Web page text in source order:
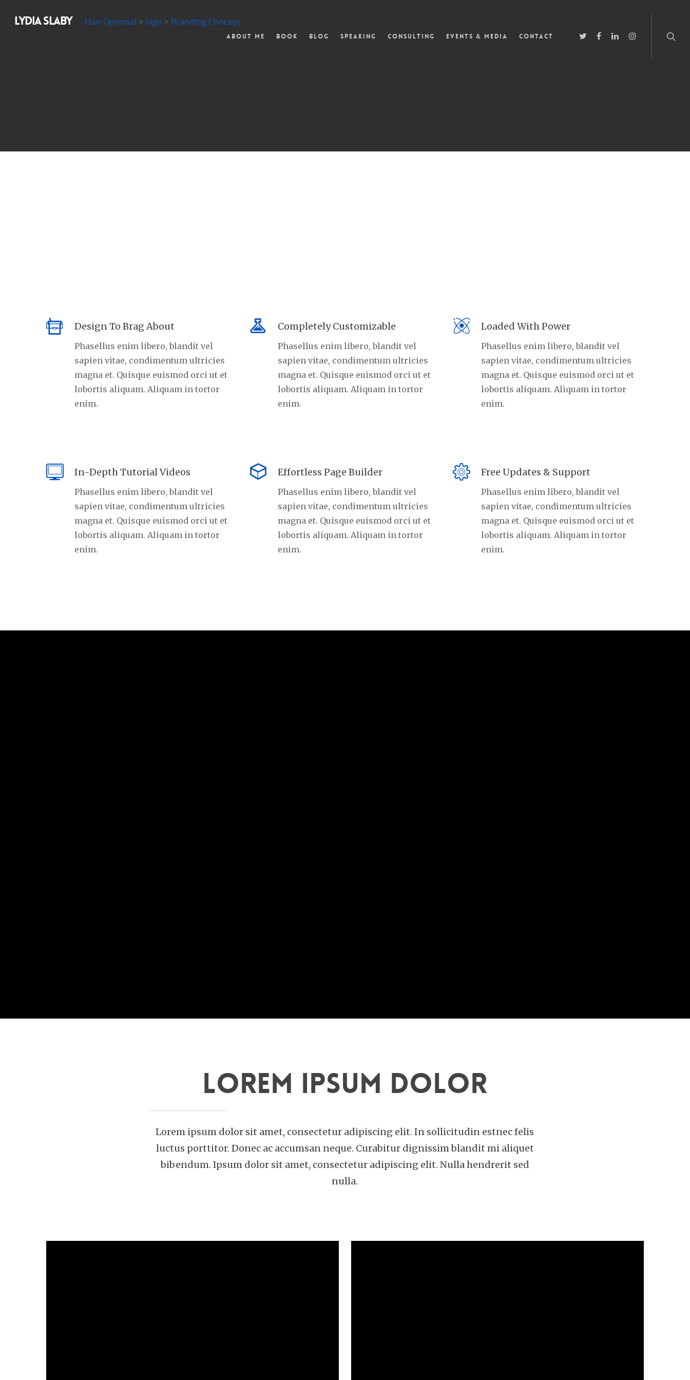
LYDIA SLABY Hair Optional > logo > Branding Concept
About Me Book Blog Speaking Consulting Events & Media Contact
Design To Brag About
Phasellus enim libero, blandit vel
sapien vitae, condimentum ultricies
magna et. Quisque euismod orci ut et
lobortis aliquam. Aliquam in tortor
enim.
Completely Customizable
Phasellus enim libero, blandit vel
sapien vitae, condimentum ultricies
magna et. Quisque euismod orci ut et
lobortis aliquam. Aliquam in tortor
enim.
Loaded With Power
Phasellus enim libero, blandit vel
sapien vitae, condimentum ultricies
magna et. Quisque euismod orci ut et
lobortis aliquam. Aliquam in tortor
enim.
In-Depth Tutorial Videos
Phasellus enim libero, blandit vel
sapien vitae, condimentum ultricies
magna et. Quisque euismod orci ut et
lobortis aliquam. Aliquam in tortor
enim.
Effortless Page Builder
Phasellus enim libero, blandit vel
sapien vitae, condimentum ultricies
magna et. Quisque euismod orci ut et
lobortis aliquam. Aliquam in tortor
enim.
Free Updates & Support
Phasellus enim libero, blandit vel
sapien vitae, condimentum ultricies
magna et. Quisque euismod orci ut et
lobortis aliquam. Aliquam in tortor
enim.
Lorem ipsum dolor
Lorem ipsum dolor sit amet, consectetur adipiscing elit. In sollicitudin estnec felis
luctus porttitor. Donec ac accumsan neque. Curabitur dignissim blandit mi aliquet
bibendum. Ipsum dolor sit amet, consectetur adipiscing elit. Nulla hendrerit sed
nulla.